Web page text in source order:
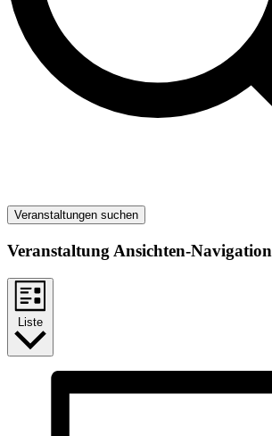
Veranstaltungen suchen
Veranstaltung Ansichten-Navigation
Liste